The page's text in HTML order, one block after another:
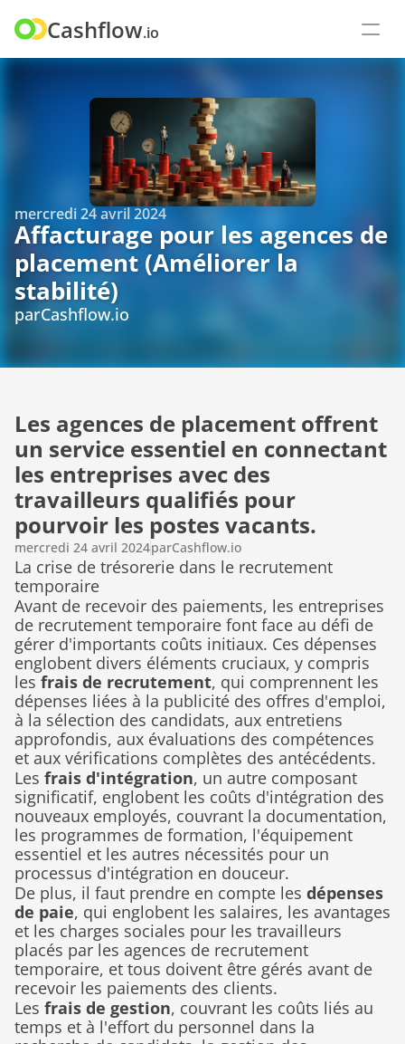
Cashflow.io
mercredi 24 avril 2024
Affacturage pour les agences de
placement (Améliorer la
stabilité)
parCashflow.io
Les agences de placement offrent
un service essentiel en connectant
les entreprises avec des
travailleurs qualifiés pour
pourvoir les postes vacants.
mercredi 24 avril 2024parCashflow.io
La crise de trésorerie dans le recrutement
temporaire
Avant de recevoir des paiements, les entreprises
de recrutement temporaire font face au défi de
gérer d'importants coûts initiaux. Ces dépenses
englobent divers éléments cruciaux, y compris
les frais de recrutement, qui comprennent les
dépenses liées à la publicité des offres d'emploi,
à la sélection des candidats, aux entretiens
approfondis, aux évaluations des compétences
et aux vérifications complètes des antécédents.
Les frais d'intégration, un autre composant
significatif, englobent les coûts d'intégration des
nouveaux employés, couvrant la documentation,
les programmes de formation, l'équipement
essentiel et les autres nécessités pour un
processus d'intégration en douceur.
De plus, il faut prendre en compte les dépenses
de paie, qui englobent les salaires, les avantages
et les charges sociales pour les travailleurs
placés par les agences de recrutement
temporaire, et tous doivent être gérés avant de
recevoir les paiements des clients.
Les frais de gestion, couvrant les coûts liés au
temps et à l'effort du personnel dans la